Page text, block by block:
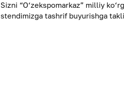
Sizni “O‘zekspomarkaz” milliy
stendimizga tashrif buyurishga